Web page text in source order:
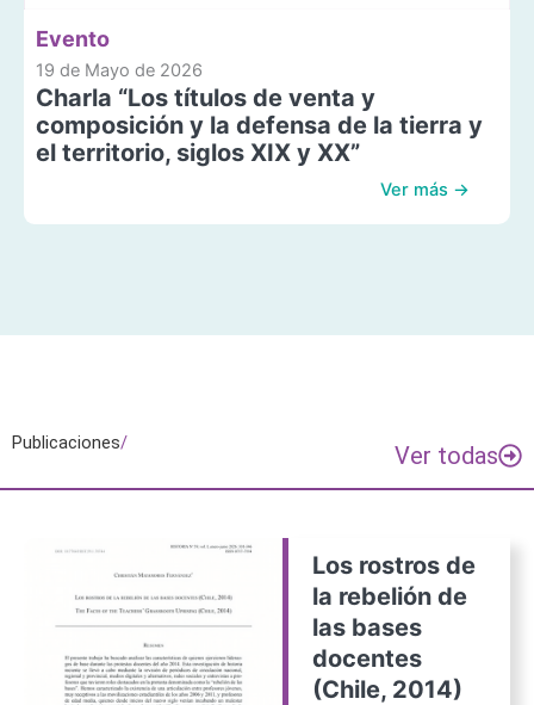
Evento
19 de Mayo de 2026
Charla “Los títulos de venta y
composición y la defensa de la tierra y
el territorio, siglos XIX y XX”
Ver más →
Publicaciones/ Ver todas
Los rostros de
la rebelión de
las bases
docentes
(Chile, 2014)